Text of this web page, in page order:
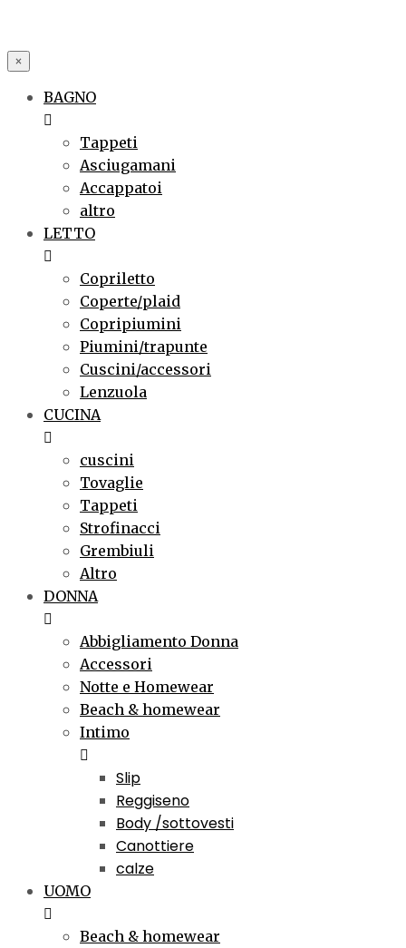
×
BAGNO
Tappeti
Asciugamani
Accappatoi
altro
LETTO
Copriletto
Coperte/plaid
Copripiumini
Piumini/trapunte
Cuscini/accessori
Lenzuola
CUCINA
cuscini
Tovaglie
Tappeti
Strofinacci
Grembiuli
Altro
DONNA
Abbigliamento Donna
Accessori
Notte e Homewear
Beach & homewear
Intimo
Slip
Reggiseno
Body /sottovesti
Canottiere
calze
UOMO
Beach & homewear